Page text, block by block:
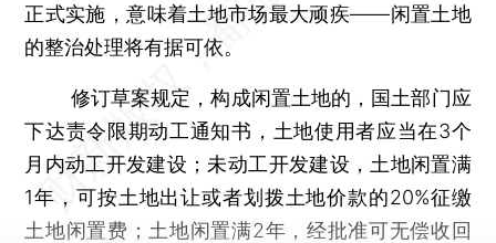
正式实施，意味着土地市场最大顽疾——闲置土地
的整治处理将有据可依。
修订草案规定，构成闲置土地的，国土部门应
下达责令限期动工通知书，土地使用者应当在3个
月内动工开发建设；未动工开发建设，土地闲置满
1年，可按土地出让或者划拨土地价款的20%征缴
土地闲置费；土地闲置满2年，经批准可无偿收回